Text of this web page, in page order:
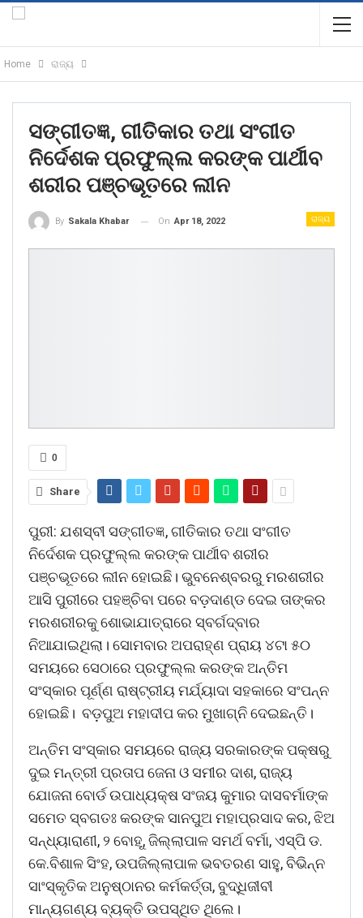
Home ରାଜ୍ୟ
ସଙ୍ଗୀତଜ୍ଞ, ଗୀତିକାର ତଥା ସଂଗୀତ
ନିର୍ଦେଶକ ପ୍ରଫୁଲ୍ଲ କରଙ୍କ ପାର୍ଥୀବ
ଶରୀର ପଞ୍ଚଭୂତରେ ଲୀନ
ରାଜ୍ୟ
By Sakala Khabar On Apr 18, 2022
0
Share
ପୁରୀ: ଯଶସ୍ବୀ ସଙ୍ଗୀତଜ୍ଞ, ଗୀତିକାର ତଥା ସଂଗୀତ
ନିର୍ଦେଶକ ପ୍ରଫୁଲ୍ଲ କରଙ୍କ ପାର୍ଥୀବ ଶରୀର
ପଞ୍ଚଭୂତରେ ଲୀନ ହୋଇଛି। ଭୁବନେଶ୍ବରରୁ ମରଶରୀର
ଆସି ପୁର‌ୀରେ ପହଞ୍ଚିବା ପରେ ବଡ଼ଦାଣ୍ଡ ଦେଇ ତାଙ୍କର
ମରଶରୀରକୁ ଶୋଭାଯାତ୍ରାରେ ସ୍ବର୍ଗଦ୍ବାର
ନିଆଯାଇଥିଲା। ସୋମବାର ଅପରାହ୍‌ଣ ପ୍ରାୟ ୪ଟା ୫୦
ସମୟରେ ସେଠାରେ ପ୍ରଫୁଲ୍ଲ କରଙ୍କ ଅନ୍ତିମ
ସଂସ୍କାର ପୂର୍ଣ୍ଣ ରାଷ୍ଟ୍ରୀୟ ମର୍ଯ୍ୟାଦା ସହକାରେ ସଂପନ୍ନ
ହୋଇଛି। ବଡ଼ପୁଅ ମହାଦୀପ କର ମୁଖାଗ୍ନି ଦେଇଛନ୍ତି।
ଅନ୍ତିମ ସଂସ୍କାର ସମୟରେ ରାଜ୍ୟ ସରକାରଙ୍କ ପକ୍ଷରୁ
ଦୁଇ ମନ୍ତ୍ରୀ ପ୍ରତାପ ଜେନା ଓ ସମୀର ଦାଶ, ରାଜ୍ୟ
ଯୋଜନା ବୋର୍ଡ ଉପାଧ୍ୟକ୍ଷ ସଂଜୟ କୁମାର ଦାସବର୍ମାଙ୍କ
ସମେତ ସ୍ବଗତଃ କରଙ୍କ ସାନପୁଅ ମହାପ୍ରସାଦ କର, ଝିଅ
ସନ୍ଧ୍ୟାରାଣୀ, ୨ ବୋହୂ, ଜିଲ୍ଲାପାଳ ସମର୍ଥ ବର୍ମା, ଏସ୍‌ପି ଡ.
କେ.ବିଶାଳ ସିଂହ, ଉପଜିଲ୍ଲାପାଳ ଭବତରଣ ସାହୁ, ବିଭିନ୍ନ
ସାଂସ୍କୃତିକ ଅନୁଷ୍ଠାନର କର୍ମକର୍ତ୍ତା, ବୁଦ୍ଧିଜୀବୀ
ମାନ୍ୟଗଣ୍ୟ ବ୍ୟକ୍ତି ଉପସ୍ଥିତ ଥିଲେ।